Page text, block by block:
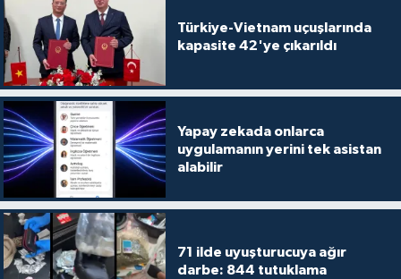
Türkiye-Vietnam uçuşlarında
kapasite 42'ye çıkarıldı
Yapay zekada onlarca
uygulamanın yerini tek asistan
alabilir
71 ilde uyuşturucuya ağır
darbe: 844 tutuklama